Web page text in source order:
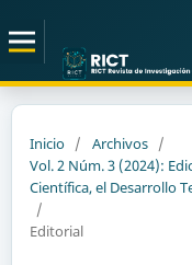
Inicio / Archivos /
Vol. 2 Núm. 3 (2024):
Científica, el Desarrollo
/
Editorial